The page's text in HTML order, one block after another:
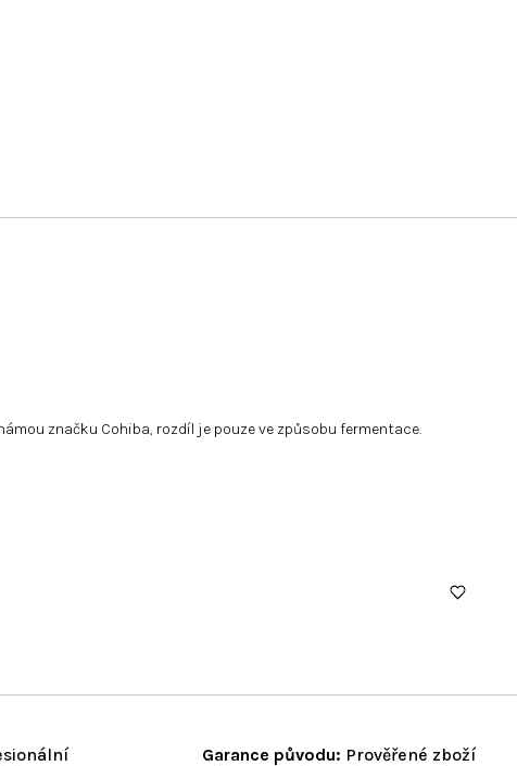
Garance původu: Prověřené zboží
značku Cohiba, rozdíl je pouze ve způsobu fermentace.